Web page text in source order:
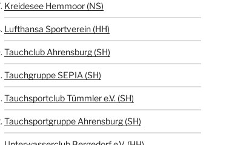
Kreidesee Hemmoor (NS)
Lufthansa Sportverein (HH)
Tauchclub Ahrensburg (SH)
Tauchgruppe SEPIA (SH)
Tauchsportclub Tümmler e.V. (SH)
Tauchsportgruppe Ahrensburg (SH)